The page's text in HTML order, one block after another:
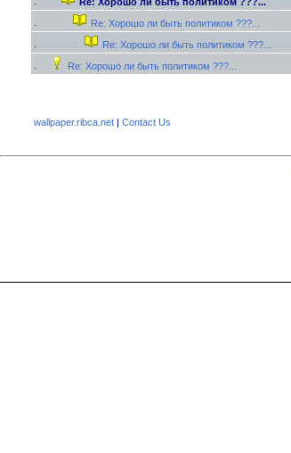
Re: Хорошо ли быть политиком ???...
Re: Хорошо ли быть политиком ???...
Re: Хорошо ли быть политиком ???...
wallpaper.ribca.net | Contact Us